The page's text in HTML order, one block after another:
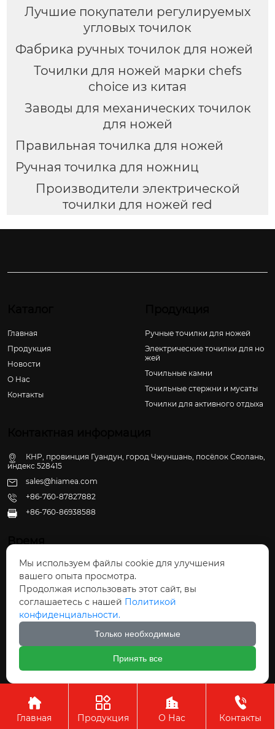
Лучшие покупатели регулируемых
угловых точилок
Фабрика ручных точилок для ножей
Точилки для ножей марки chefs
choice из китая
Заводы для механических точилок
для ножей
Правильная точилка для ножей
Ручная точилка для ножниц
Производители электрической
точилки для ножей red
Главная
Продукция
Новости
О Hас
Контакты
Ручные точилки для ножей
Электрические точилки для но
жей
Точильные камни
Точильные стержни и мусаты
Точилки для активного отдыха
КНР, провинция Гуандун, город Чжуншань, посёлок Сяолань,
индекс 528415
sales@hiamea.com
+86-760-87827882
 +86-760-86938588
Время
Пн - Пт: 09:30 - 22:00
Сб - Вс: 10:00 - 22:30
Авторское право©ООО Чжуншань Хайвэй
Кухонные Принадлежности

Главная

Продукция

О Нас

Контакты
Мы используем файлы cookie для улучшения
вашего опыта просмотра.
Продолжая использовать этот сайт, вы
соглашаетесь с нашей Политикой
конфиденциальности.
Только необходимые
Принять все